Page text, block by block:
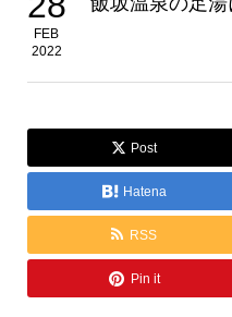
FEB
2022
Post
Hatena
RSS
Pin it